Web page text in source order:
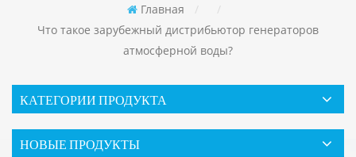
Главная /
/
Что такое зарубежный дистрибьютор генераторов
атмосферной воды?
КАТЕГОРИИ ПРОДУКТА
НОВЫЕ ПРОДУКТЫ